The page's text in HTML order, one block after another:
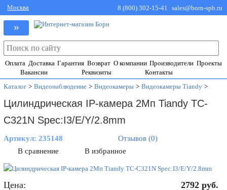
Москва 8 (800) 302-15-41 sales@born-spb.ru
»
Оплата Доставка Гарантия Возврат О компании Производители Проекты
Вакансии
Реквизиты
Контакты
Каталог > Видеонаблюдение > Видеокамеры > Видеокамеры Tiandy >
Цилиндрическая IP-камера 2Мп Tiandy TC-
C321N Spec:I3/E/Y/2.8mm
Артикул:235148
Отзывов (0)
В сравнение
В избранное
Цена: 2792 руб.